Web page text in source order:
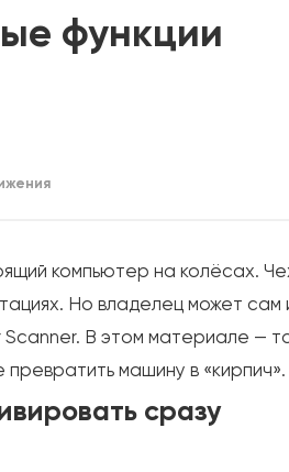
функции
компьютер на колёсах.
Но владелец может
В этом материале —
машину в «кирпич».
сразу